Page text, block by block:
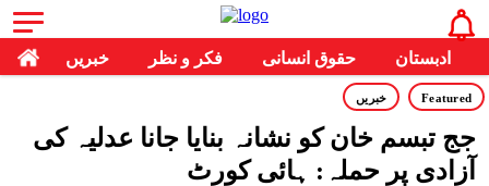
خبریں فکر و نظر حقوق انسانی ادبستان
Featured خبریں
جج تبسم خان کو نشانہ بنایا جانا عدلیہ کی
آزادی پر حملہ: ہائی کورٹ